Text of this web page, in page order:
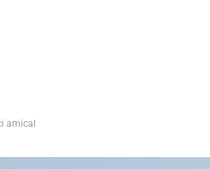
amical